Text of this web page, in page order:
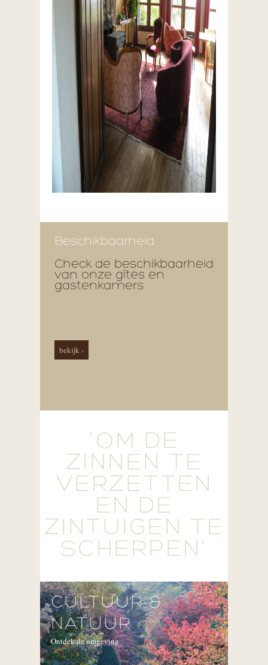
Beschikbaarheid
Check de beschikbaarheid
van onze gîtes en
gastenkamers
bekijk ›
'OM DE
ZINNEN TE
VERZETTEN
EN DE
ZINTUIGEN TE
SCHERPEN'
CULTUUR &
NATUUR
Ontdek de omgeving